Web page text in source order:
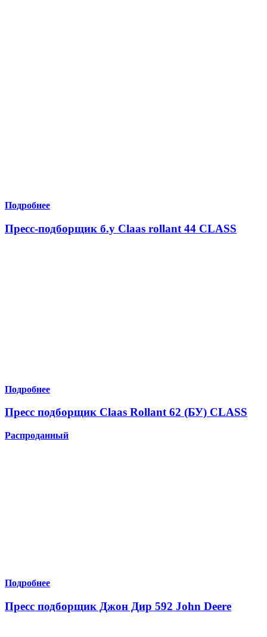
Подробнее
Пресс-подборщик б.у Claas rollant 44 CLASS
Подробнее
Пресс подборщик Claas Rollant 62 (БУ) CLASS
Распроданный
Подробнее
Пресс подборщик Джон Дир 592 John Deere